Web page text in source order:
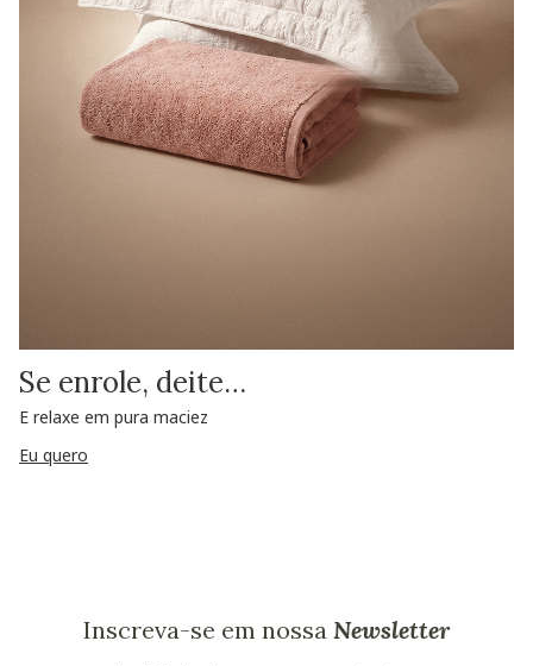
Se enrole, deite…
E relaxe em pura maciez
Eu quero
Inscreva-se em nossa Newsletter